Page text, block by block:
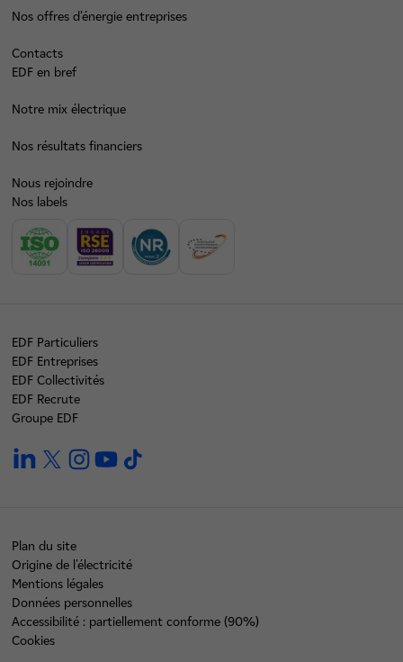
Nos offres d’énergie entreprises
Contacts
EDF en bref
Notre mix électrique
Nos résultats financiers
Nous rejoindre
Nos labels
EDF Particuliers
EDF Entreprises
EDF Collectivités
EDF Recrute
Groupe EDF
linkedintwitterinstagramyoutube
Plan du site
Origine de l'électricité
Mentions légales
Données personnelles
Accessibilité : partiellement conforme (90%)
Cookies